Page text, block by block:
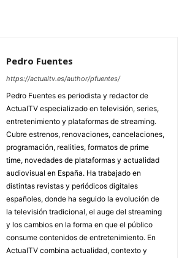
Pedro Fuentes
https://actualtv.es/author/pfuentes/
Pedro Fuentes es periodista y redactor de
ActualTV especializado en televisión, series,
entretenimiento y plataformas de streaming.
Cubre estrenos, renovaciones, cancelaciones,
programación, realities, formatos de prime
time, novedades de plataformas y actualidad
audiovisual en España. Ha trabajado en
distintas revistas y periódicos digitales
españoles, donde ha seguido la evolución de
la televisión tradicional, el auge del streaming
y los cambios en la forma en que el público
consume contenidos de entretenimiento. En
ActualTV combina actualidad, contexto y